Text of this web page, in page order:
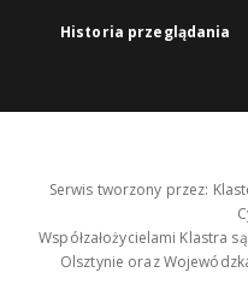
Historia przeglądania
Serwis tworzony przez:
Współzałożycielami Klastra
Olsztynie oraz